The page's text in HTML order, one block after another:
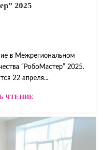
2025
в Межрегиональном
“РобоМастер” 2025.
22 апреля...
ЧТЕНИЕ